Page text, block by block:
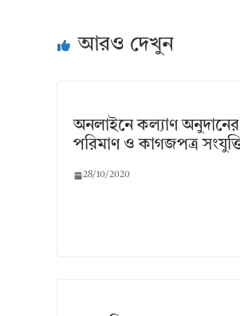
আরও দেখুন
অনলাইনে কল্যাণ অনুদানের
পরিমাণ ও কাগজপত্র
28/10/2020